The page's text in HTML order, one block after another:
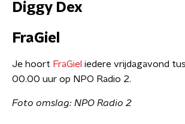
Diggy Dex
FraGiel
Je hoort FraGiel iedere vrijdagavond
00.00 uur op NPO Radio 2.
Foto omslag: NPO Radio 2